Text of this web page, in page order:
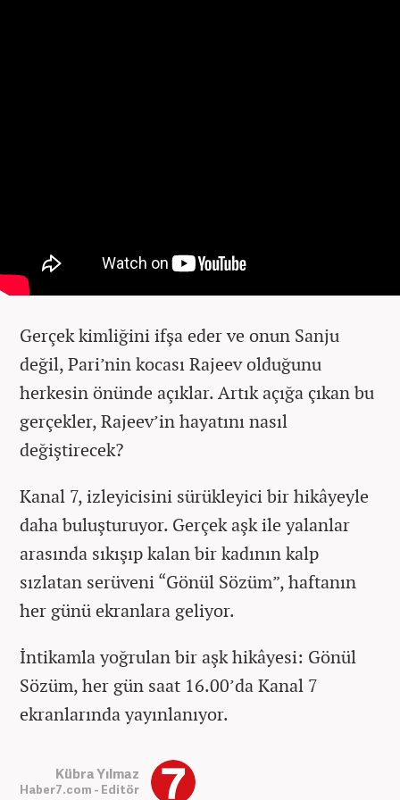
Gerçek kimliğini ifşa eder ve onun Sanju
değil, Pari’nin kocası Rajeev olduğunu
herkesin önünde açıklar. Artık açığa çıkan bu
gerçekler, Rajeev’in hayatını nasıl
değiştirecek?
Kanal 7, izleyicisini sürükleyici bir hikâyeyle
daha buluşturuyor. Gerçek aşk ile yalanlar
arasında sıkışıp kalan bir kadının kalp
sızlatan serüveni “Gönül Sözüm”, haftanın
her günü ekranlara geliyor.
İntikamla yoğrulan bir aşk hikâyesi: Gönül
Sözüm, her gün saat 16.00’da Kanal 7
ekranlarında yayınlanıyor.
Kübra Yılmaz
Haber7.com - Editör